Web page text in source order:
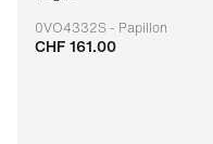
0VO4332S - Papillon
Adaptable
CHF 161.00